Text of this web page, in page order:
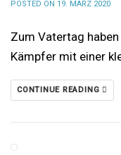
POSTED ON 19. MÄRZ 2020
Zum Vatertag
Kämpfer mit einer
CONTINUE READING